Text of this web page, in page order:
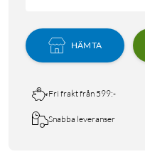
HÄMTA
Fri frakt från 599:-
Snabba leveranser